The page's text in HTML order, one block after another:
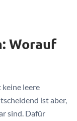
Worauf
leere
ist aber,
sind. Dafür